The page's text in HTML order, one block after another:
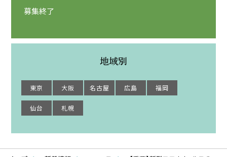
募集終了
地域別
東京 大阪 名古屋 広島 福岡
仙台 札幌